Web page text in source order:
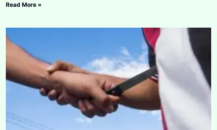
Read More »